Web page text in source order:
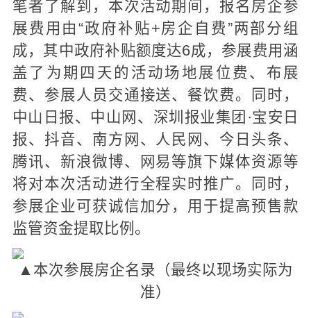
笔者了解到，本次活动期间，报名房企参
展费用由“政府补贴+房企自费”两部分组
成，其中政府补贴额度达6成，参展费用涵
盖了为期四天的活动场地展位费、布展
费、参展人员交通接送、餐饮费。同时，
中山日报、中山网、深圳报业集团·宝安日
报、抖音、南方网、人民网、今日头条、
腾讯、新浪微博、网易等旗下媒体资源等
将对本次活动进行全程实时推广。同时，
参展企业可获诚信加分，用于提高预售款
监管资金提取比例。
▲本次参展房企名录（最终以现场实际为
准）